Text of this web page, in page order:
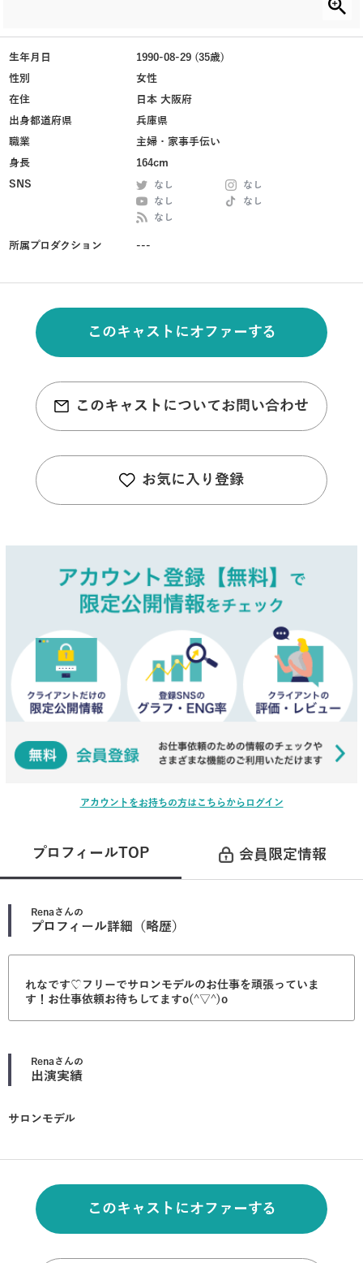
生年月日
1990-08-29 (35歳)
性別
女性
在住
日本 大阪府
出身都道府県
兵庫県
職業
主婦・家事手伝い
身長
164cm
SNS
なし
なし
なし
なし
なし
所属プロダクション ---
このキャストにオファーする
このキャストについてお問い合わせ
お気に入り登録
アカウントをお持ちの方はこちらからログイン
プロフィールTOP 会員限定情報
Renaさんの
プロフィール詳細（略歴）
れなです♡フリーでサロンモデルのお仕事を頑張っていま
す！お仕事依頼お待ちしてますo(^▽^)o
Renaさんの
出演実績
サロンモデル
このキャストにオファーする